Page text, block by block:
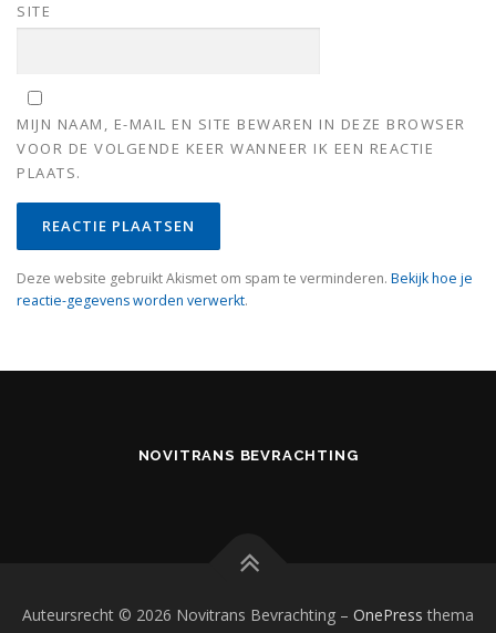
SITE
MIJN NAAM, E-MAIL EN SITE BEWAREN IN DEZE BROWSER
VOOR DE VOLGENDE KEER WANNEER IK EEN REACTIE
PLAATS.
Deze website gebruikt Akismet om spam te verminderen. Bekijk hoe je
reactie-gegevens worden verwerkt.
NOVITRANS BEVRACHTING
Auteursrecht © 2026 Novitrans Bevrachting – OnePress thema